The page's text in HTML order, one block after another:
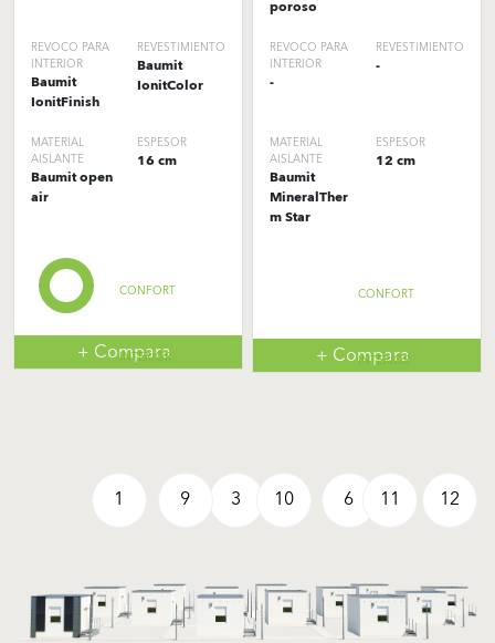
REVOCO PARA
INTERIOR
Baumit
IonitFinish
REVESTIMIENTO
Baumit
IonitColor
MATERIAL
AISLANTE
Baumit open
air
ESPESOR
16 cm
CONFORT
INTERIOR
+ Compara
poroso
REVOCO PARA
INTERIOR
-
REVESTIMIENTO
-
MATERIAL
AISLANTE
Baumit
MineralTher
m Star
ESPESOR
12 cm
CONFORT
INTERIOR
+ Compara
1 3 6
9 10 11 12